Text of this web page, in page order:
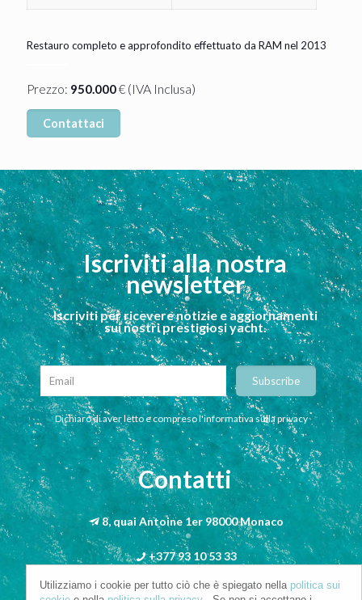
Restauro completo e approfondito effettuato da RAM nel 2013
Prezzo: 950.000€ (IVA Inclusa)
Contattaci
Iscriviti alla nostra
newsletter
Iscriviti per ricevere notizie e aggiornamenti
sui nostri prestigiosi yacht.
Dichiaro di aver letto e compreso l'informativa sulla privacy
Contatti
8, quai Antoine 1er 98000 Monaco
+377 93 10 53 33
info@riva-mbs.com
Utilizziamo i cookie per tutto ciò che è spiegato nella politica sui